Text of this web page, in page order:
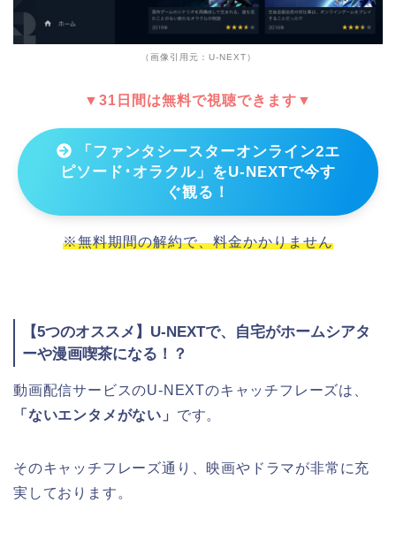
（画像引用元：U-NEXT）
▼31日間は無料で視聴できます▼
「ファンタシースターオンライン2エ
ピソード･オラクル」をU-NEXTで今す
ぐ観る！
※無料期間の解約で、料金かかりません
【5つのオススメ】U-NEXTで、自宅がホームシアタ
ーや漫画喫茶になる！？
動画配信サービスのU-NEXTのキャッチフレーズは、
「ないエンタメがない」 です。
そのキャッチフレーズ通り、映画やドラマが非常に充
実しております。